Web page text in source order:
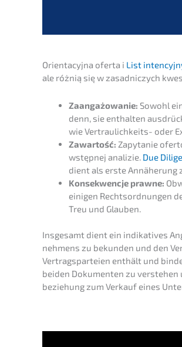
Orient­a­cy­j­na oferta i List
ale różnią się w zasad­nic­zych
Zaangażo­wa­nie: Sowohl
denn, sie enthal­ten
wie Vertrau­lich­keits- oder
Zawar­tość: Zapyta­nie
wstęp­nej anali­zie. Due
dient als erste Annähe­rung
Konse­kwen­c­je prawne:
einigen Rechts­ord­nun­gen
Treu und Glauben.
Insge­samt dient ein indika­ti­ves
neh­mens zu bekun­den und den
Vertrags­par­tei­en enthält und
beiden Dokumen­ten zu
be­zie­hung zum Verkauf eines